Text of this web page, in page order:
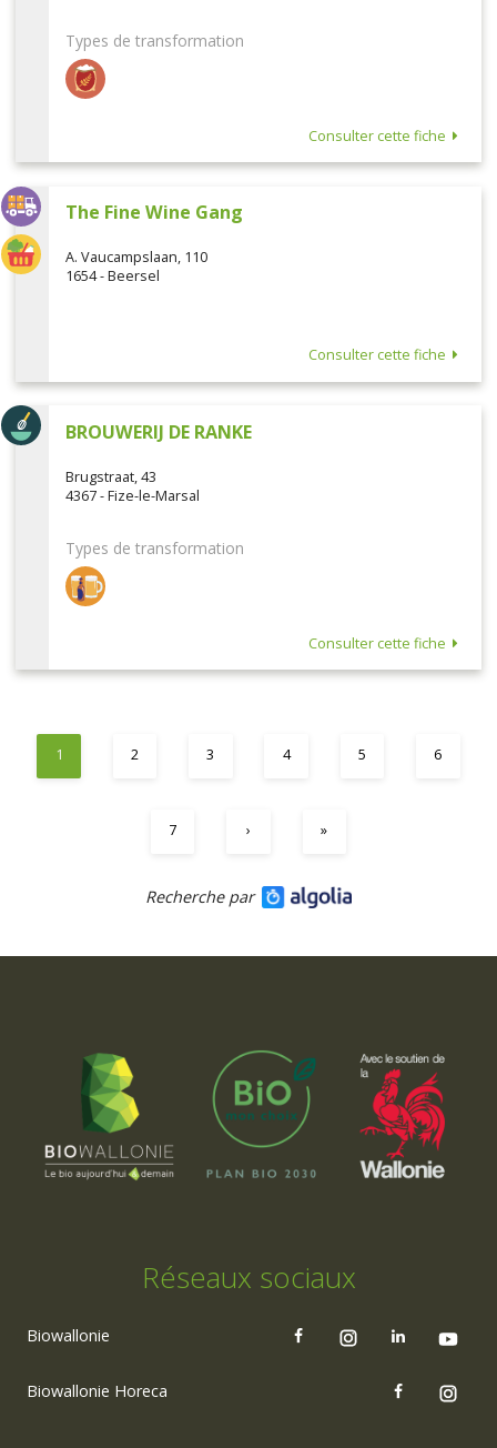
Types de transformation
Consulter cette fiche
The Fine Wine Gang
A. Vaucampslaan, 110
1654 - Beersel
Consulter cette fiche
BROUWERIJ DE RANKE
Brugstraat, 43
4367 - Fize-le-Marsal
Types de transformation
Consulter cette fiche
1 2 3 4 5 6
7 › »
Recherche par
Réseaux sociaux
Biowallonie
Biowallonie Horeca